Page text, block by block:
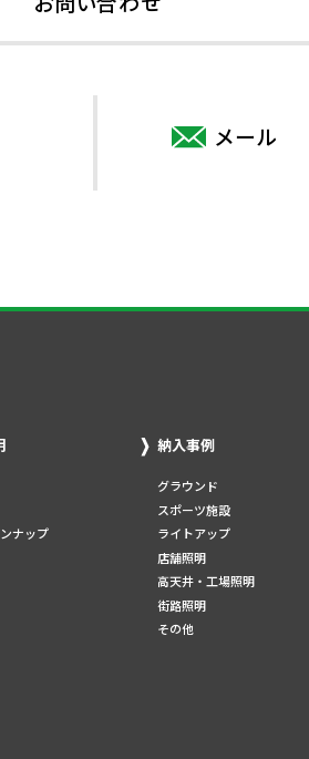
メール
ナップ
納入事例
グラウンド
スポーツ施設
ライトアップ
店舗照明
高天井・工場照明
街路照明
その他